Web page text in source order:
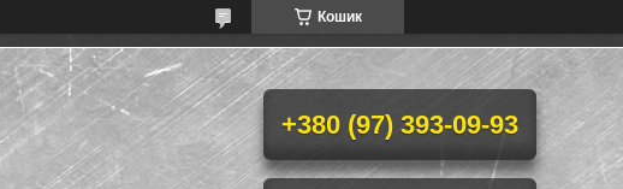
Кошик
+380 (97) 393-09-93